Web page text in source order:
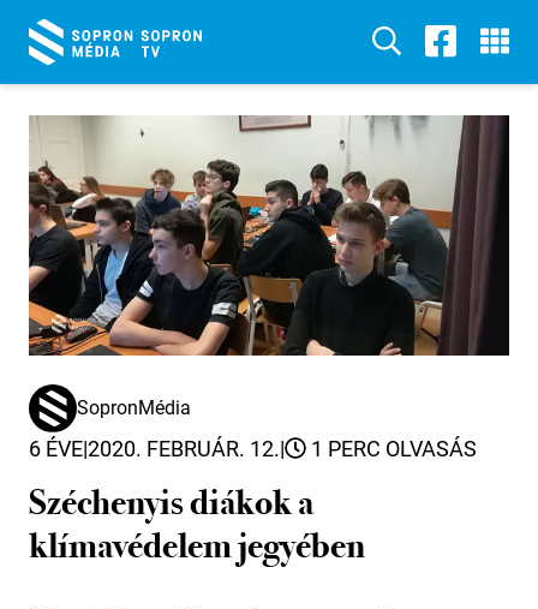
SopronMédia
6 ÉVE|2020. FEBRUÁR. 12.| 1 PERC OLVASÁS
Széchenyis diákok a
klímavédelem jegyében